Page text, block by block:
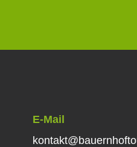
E-Mail